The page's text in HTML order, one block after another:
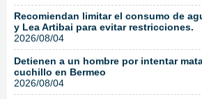
Recomiendan limitar el consumo de
y Lea Artibai para evitar restricciones.
2026/08/04
Detienen a un hombre por intentar
cuchillo en Bermeo
2026/08/04